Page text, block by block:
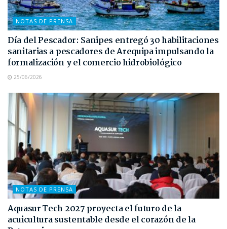
NOTAS DE PRENSA
Día del Pescador: Sanipes entregó 30 habilitaciones
sanitarias a pescadores de Arequipa impulsando la
formalización y el comercio hidrobiológico
25/06/2026
NOTAS DE PRENSA
Aquasur Tech 2027 proyecta el futuro de la
acuicultura sustentable desde el corazón de la